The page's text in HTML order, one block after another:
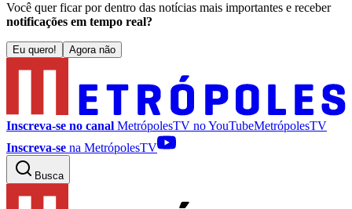
Você quer ficar por dentro das notícias mais importantes e receber
notificações em tempo real?
Eu quero! Agora não
Inscreva-se no canal MetrópolesTV noYouTubeMetrópolesTV
Inscreva-se na MetrópolesTV
Busca